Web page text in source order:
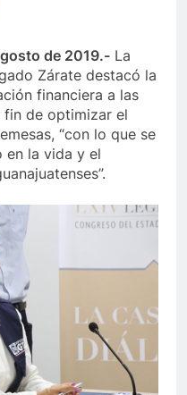
de 2019.- La
Zárate destacó la
financiera a las
fin de optimizar el
“con lo que se
en la vida y el